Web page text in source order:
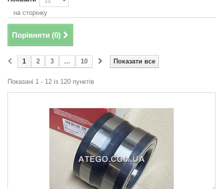
на сторінку
Порівняти (0)
Показати все
1 2 3 ... 10
Показані 1 - 12 із 120 пунктів